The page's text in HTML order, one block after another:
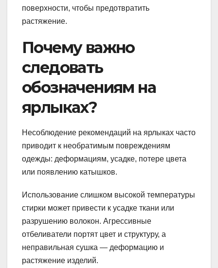
поверхности, чтобы предотвратить
растяжение.
Почему важно
следовать
обозначениям на
ярлыках?
Несоблюдение рекомендаций на ярлыках часто
приводит к необратимым повреждениям
одежды: деформациям, усадке, потере цвета
или появлению катышков.
Использование слишком высокой температуры
стирки может привести к усадке ткани или
разрушению волокон. Агрессивные
отбеливатели портят цвет и структуру, а
неправильная сушка — деформацию и
растяжение изделий.